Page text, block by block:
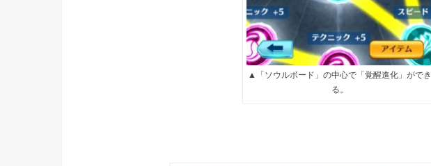
▲「ソウルボード」の中心で「覚醒進化」ができ
る。